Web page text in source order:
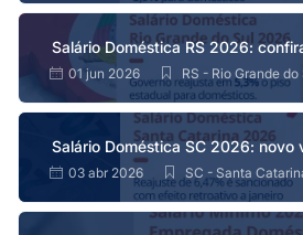
Salário Doméstica RS 2026:
01 jun 2026 RS - Rio Grande do
Salário Doméstica SC 2026: novo
03 abr 2026 SC - Santa